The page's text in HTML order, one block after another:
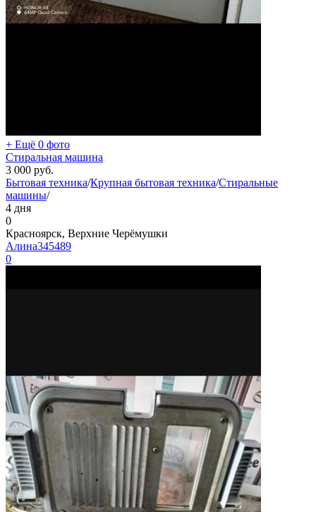
+ Ещё 0 фото
Стиральная машина
3 000 руб.
Бытовая техника/Крупная бытовая техника/Стиральные
машины/
4 дня
0
Красноярск, Верхние Черёмушки
Алина345489
0